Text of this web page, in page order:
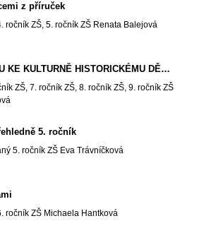
z příruček
ročník ZŠ, 5. ročník ZŠ Renata Balejová
VÝCHOVA KE VZTAHU KE KULTURNĚ HISTORICKÉMU DĚDICTVÍ Metodická příručka
ZŠ, 7. ročník ZŠ, 8. ročník ZŠ, 9. ročník ZŠ
5. ročník
5. ročník ZŠ Eva Trávníčková
ročník ZŠ Michaela Hantková